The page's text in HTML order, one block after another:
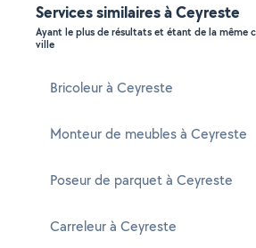
Services similaires à Ceyreste
Ayant le plus de résultats et étant de la même
ville
Bricoleur à Ceyreste
Monteur de meubles à Ceyreste
Poseur de parquet à Ceyreste
Carreleur à Ceyreste